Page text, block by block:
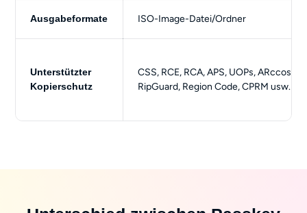
Ausgabeformate ISO-Image-Datei/Ordner
Unterstützter
Kopierschutz
CSS, RCE, RCA, APS, UOPs, ARccos,
RipGuard, Region Code, CPRM usw.